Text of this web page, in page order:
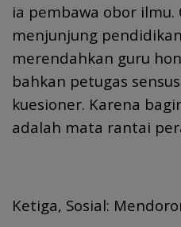
ia pembawa obor ilmu.
menjunjung
merendahkan guru
bahkan petugas
kuesioner. Karena
adalah mata rantai
Ketiga, Sosial: